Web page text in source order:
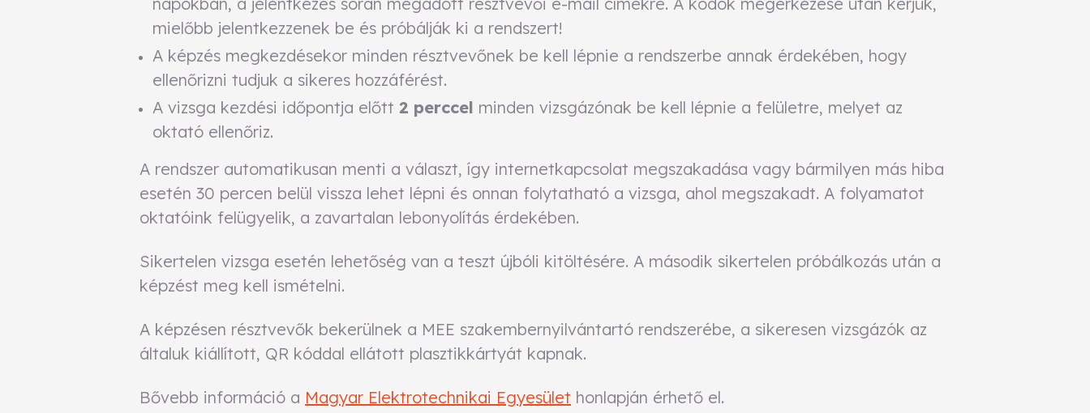
mielőbb jelentkezzenek be és próbálják ki a rendszert!
A képzés megkezdésekor minden résztvevőnek be kell lépnie a rendszerbe annak érdekében, hogy
ellenőrizni tudjuk a sikeres hozzáférést.
A vizsga kezdési időpontja előtt 2 perccel minden vizsgázónak be kell lépnie a felületre, melyet az
oktató ellenőriz.
A rendszer automatikusan menti a választ, így internetkapcsolat megszakadása vagy bármilyen más hiba
esetén 30 percen belül vissza lehet lépni és onnan folytatható a vizsga, ahol megszakadt. A folyamatot
oktatóink felügyelik, a zavartalan lebonyolítás érdekében.
Sikertelen vizsga esetén lehetőség van a teszt újbóli kitöltésére. A második sikertelen próbálkozás után a
képzést meg kell ismételni.
A képzésen résztvevők bekerülnek a MEE szakembernyilvántartó rendszerébe, a sikeresen vizsgázók az
általuk kiállított, QR kóddal ellátott plasztikkártyát kapnak.
Bővebb információ a Magyar Elektrotechnikai Egyesület honlapján érhető el.